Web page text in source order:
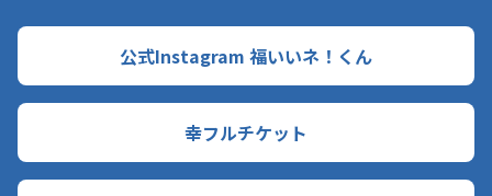
公式Instagram 福いいネ！くん
幸フルチケット